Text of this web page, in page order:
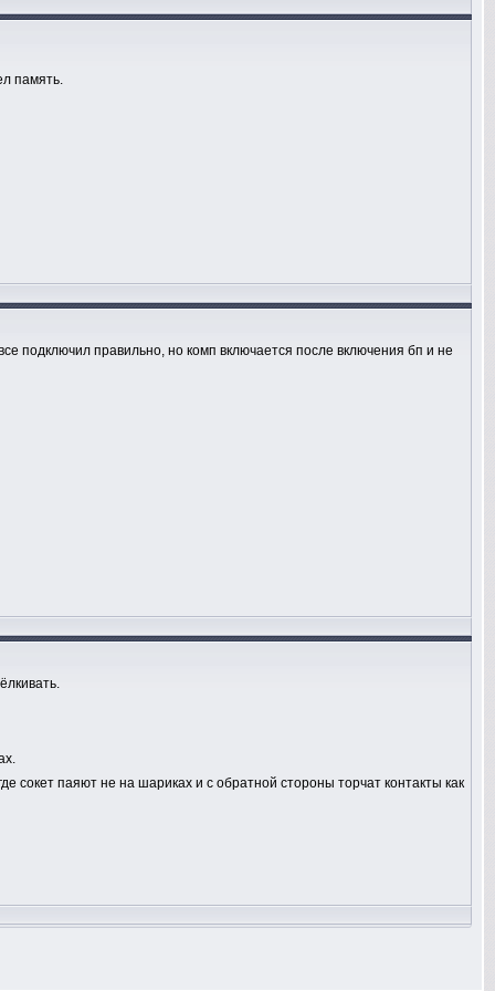
память.
подключил правильно, но комп включается после включения бп и не
сокет паяют не на шариках и с обратной стороны торчат контакты как